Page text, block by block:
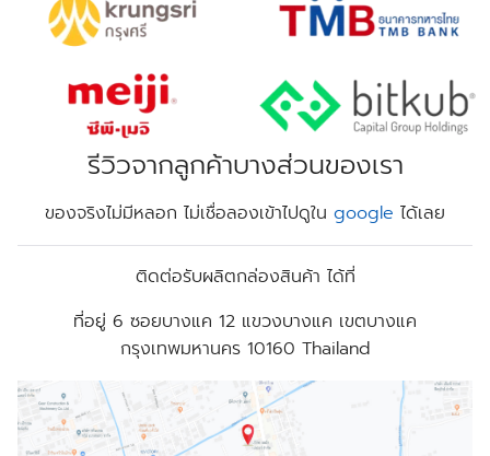
รีวิวจากลูกค้าบางส่วนของเรา
ของจริงไม่มีหลอก ไม่เชื่อลองเข้าไปดูใน google ได้เลย
ติดต่อรับผลิตกล่องสินค้า ได้ที่
ที่อยู่ 6 ซอยบางแค 12 แขวงบางแค เขตบางแค
กรุงเทพมหานคร 10160 Thailand